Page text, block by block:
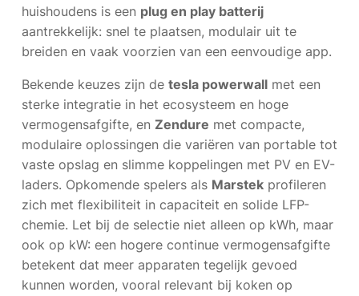
huishoudens is een plug en play batterij
aantrekkelijk: snel te plaatsen, modulair uit te
breiden en vaak voorzien van een eenvoudige app.
Bekende keuzes zijn de tesla powerwall met een
sterke integratie in het ecosysteem en hoge
vermogensafgifte, en Zendure met compacte,
modulaire oplossingen die variëren van portable tot
vaste opslag en slimme koppelingen met PV en EV-
laders. Opkomende spelers als Marstek profileren
zich met flexibiliteit in capaciteit en solide LFP-
chemie. Let bij de selectie niet alleen op kWh, maar
ook op kW: een hogere continue vermogensafgifte
betekent dat meer apparaten tegelijk gevoed
kunnen worden, vooral relevant bij koken op